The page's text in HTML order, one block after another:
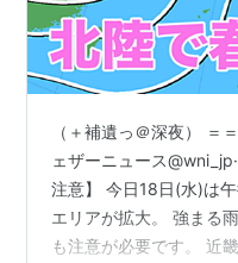
（＋補遺っ＠深夜） ＝
ェザーニュース
注意】 今日18日(水)は
エリアが拡大。 強まる
も注意が必要です。 近